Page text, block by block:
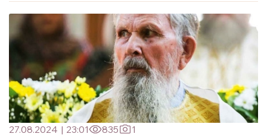
27.08.2024 | 23:01 835
1